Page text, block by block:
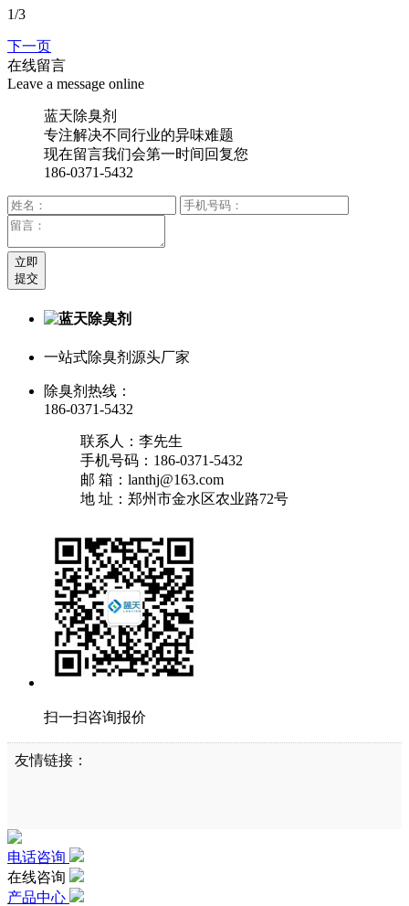
1/3
下一页
在线留言
Leave a message online
蓝天除臭剂
专注解决不同行业的异味难题
现在留言我们会第一时间回复您
186-0371-5432
立即
提交
一站式除臭剂源头厂家
除臭剂热线：
186-0371-5432
联系人：李先生
手机号码：186-0371-5432
邮 箱：lanthj@163.com
地 址：郑州市金水区农业路72号
扫一扫咨询报价
友情链接：
电话咨询
在线咨询
产品中心